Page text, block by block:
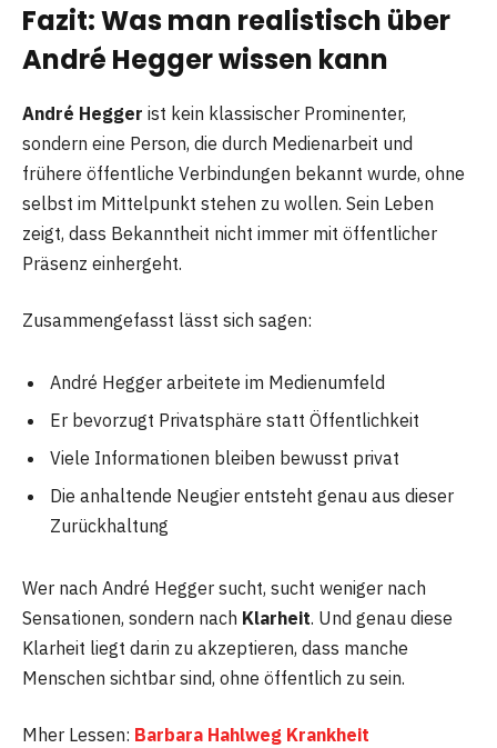
Fazit: Was man realistisch über
André Hegger wissen kann
André Hegger ist kein klassischer Prominenter,
sondern eine Person, die durch Medienarbeit und
frühere öffentliche Verbindungen bekannt wurde, ohne
selbst im Mittelpunkt stehen zu wollen. Sein Leben
zeigt, dass Bekanntheit nicht immer mit öffentlicher
Präsenz einhergeht.
Zusammengefasst lässt sich sagen:
André Hegger arbeitete im Medienumfeld
Er bevorzugt Privatsphäre statt Öffentlichkeit
Viele Informationen bleiben bewusst privat
Die anhaltende Neugier entsteht genau aus dieser
Zurückhaltung
Wer nach André Hegger sucht, sucht weniger nach
Sensationen, sondern nach Klarheit. Und genau diese
Klarheit liegt darin zu akzeptieren, dass manche
Menschen sichtbar sind, ohne öffentlich zu sein.
Mher Lessen: Barbara Hahlweg Krankheit